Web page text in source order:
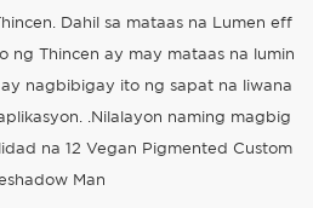
Dahil sa mataas na Lumen eff
ng Thincen ay may mataas na lumin
nagbibigay ito ng sapat na liwana
.Nilalayon naming magbig
na 12 Vegan Pigmented Custom
Man